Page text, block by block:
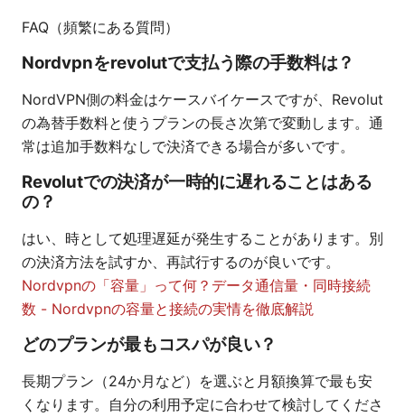
FAQ（頻繁にある質問）
Nordvpnをrevolutで支払う際の手数料は？
NordVPN側の料金はケースバイケースですが、Revolut
の為替手数料と使うプランの長さ次第で変動します。通
常は追加手数料なしで決済できる場合が多いです。
Revolutでの決済が一時的に遅れることはある
の？
はい、時として処理遅延が発生することがあります。別
の決済方法を試すか、再試行するのが良いです。
Nordvpnの「容量」って何？データ通信量・同時接続
数 - Nordvpnの容量と接続の実情を徹底解説
どのプランが最もコスパが良い？
長期プラン（24か月など）を選ぶと月額換算で最も安
くなります。自分の利用予定に合わせて検討してくださ